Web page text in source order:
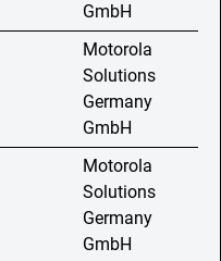
GmbH
Motorola
Solutions
Germany
GmbH
Motorola
Solutions
Germany
GmbH